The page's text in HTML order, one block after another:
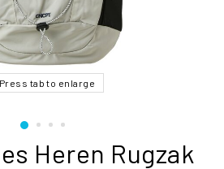
Press tab to enlarge
Heren Rugzak